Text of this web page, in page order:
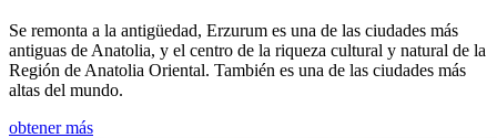
Se remonta a la antigüedad, Erzurum es una de las ciudades más
antiguas de Anatolia, y el centro de la riqueza cultural y natural de la
Región de Anatolia Oriental. También es una de las ciudades más
altas del mundo.
obtener más